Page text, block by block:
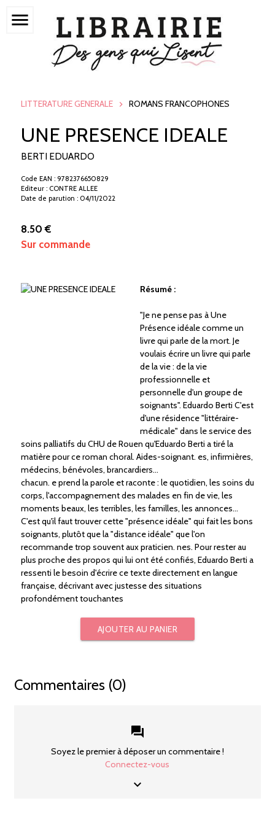
menu
LITTERATURE GENERALE ROMANS FRANCOPHONES
UNE PRESENCE IDEALE
BERTI EDUARDO
Code EAN : 9782376650829
Editeur : CONTRE ALLEE
Date de parution : 04/11/2022
8.50 €
Sur commande
Résumé :
"Je ne pense pas à Une
Présence idéale comme un
livre qui parle de la mort. Je
voulais écrire un livre qui parle
de la vie : de la vie
professionnelle et
personnelle d'un groupe de
soignants". Eduardo Berti C'est
d'une résidence "littéraire-
médicale" dans le service des
soins palliatifs du CHU de Rouen qu'Eduardo Berti a tiré la
matière pour ce roman choral. Aides-soignant. es, infirmières,
médecins, bénévoles, brancardiers...
chacun. e prend la parole et raconte : le quotidien, les soins du
corps, l'accompagnement des malades en fin de vie, les
moments beaux, les terribles, les familles, les annonces...
C'est qu'il faut trouver cette "présence idéale" qui fait les bons
soignants, plutôt que la "distance idéale" que l'on
recommande trop souvent aux praticien. nes. Pour rester au
plus proche des propos qui lui ont été confiés, Eduardo Berti a
ressenti le besoin d'écrire ce texte directement en langue
française, décrivant avec justesse des situations
profondément touchantes
AJOUTER AU PANIER
Commentaires (0)
forum
Soyez le premier à déposer un commentaire !
Connectez-vous
keyboard_arrow_down